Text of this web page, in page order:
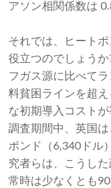
アソン相関係数は
それでは、ヒート
役立つのでしょう
フガス源に比べて
料貧困ラインを超
な初期導入コスト
調査期間中、英国
ポンド（6,340ドル
究者らは、こうし
常時は少なくとも